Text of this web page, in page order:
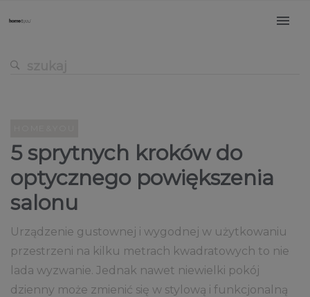
5 sprytnych kroków do
optycznego powiększenia
salonu
Urządzenie gustownej i wygodnej w użytkowaniu
przestrzeni na kilku metrach kwadratowych to nie
lada wyzwanie. Jednak nawet niewielki pokój
dzienny może zmienić się w stylową i funkcjonalną